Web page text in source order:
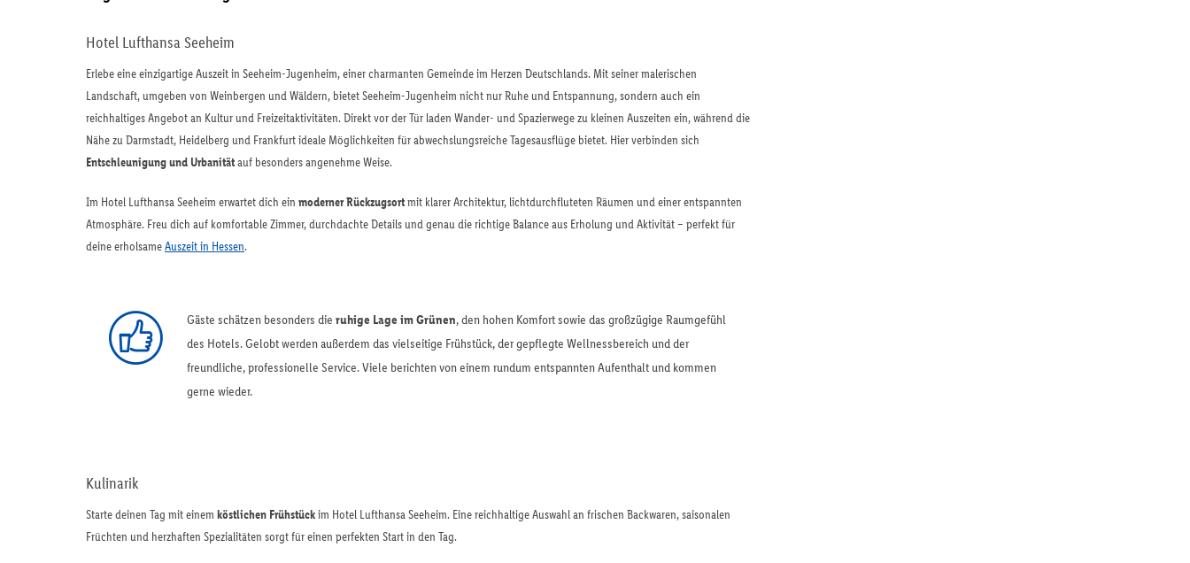
Hotel Lufthansa Seeheim
Erlebe eine einzigartige Auszeit in Seeheim-Jugenheim, einer charmanten Gemeinde im Herzen Deutschlands. Mit seiner malerischen
Landschaft, umgeben von Weinbergen und Wäldern, bietet Seeheim-Jugenheim nicht nur Ruhe und Entspannung, sondern auch ein
reichhaltiges Angebot an Kultur und Freizeitaktivitäten. Direkt vor der Tür laden Wander- und Spazierwege zu kleinen Auszeiten ein, während die
Nähe zu Darmstadt, Heidelberg und Frankfurt ideale Möglichkeiten für abwechslungsreiche Tagesausflüge bietet. Hier verbinden sich
Entschleunigung und Urbanitätauf besonders angenehme Weise.
Im Hotel Lufthansa Seeheim erwartet dich ein moderner Rückzugsortmit klarer Architektur, lichtdurchfluteten Räumen und einer entspannten
Atmosphäre. Freu dich auf komfortable Zimmer, durchdachte Details und genau die richtige Balance aus Erholung und Aktivität – perfekt für
deine erholsameAuszeit in Hessen.
Gäste schätzen besonders die ruhige Lage im Grünen, den hohen Komfort sowie das großzügige Raumgefühl
des Hotels. Gelobt werden außerdem das vielseitige Frühstück, der gepflegte Wellnessbereich und der
freundliche, professionelle Service. Viele berichten von einem rundum entspannten Aufenthalt und kommen
gerne wieder.
Kulinarik
Starte deinen Tag mit einem köstlichen Frühstückim Hotel Lufthansa Seeheim. Eine reichhaltige Auswahl an frischen Backwaren, saisonalen
Früchten und herzhaften Spezialitäten sorgt für einen perfekten Start in den Tag.